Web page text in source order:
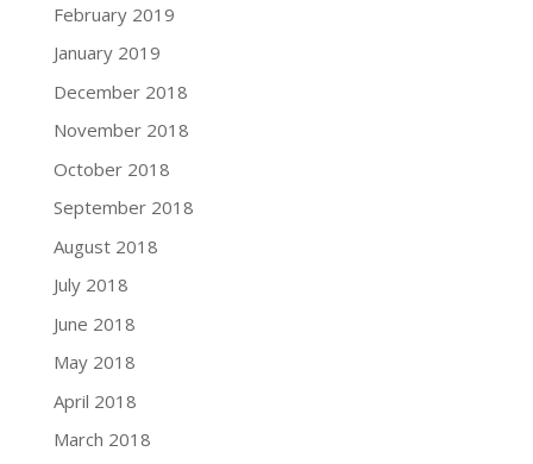
February 2019
January 2019
December 2018
November 2018
October 2018
September 2018
August 2018
July 2018
June 2018
May 2018
April 2018
March 2018